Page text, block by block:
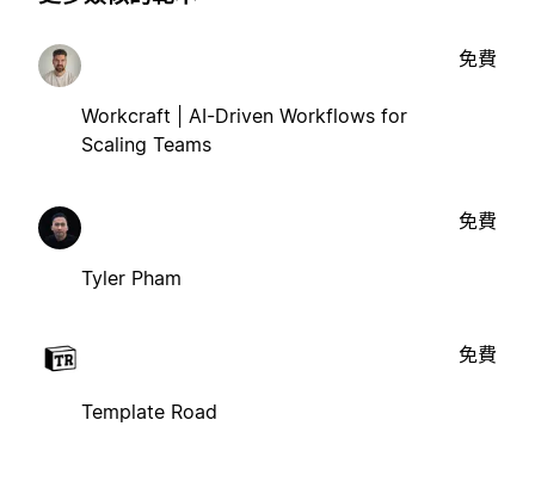
Workcraft | AI-Driven Workflows for
Scaling Teams
免費
Tyler Pham
免費
Template Road
免費